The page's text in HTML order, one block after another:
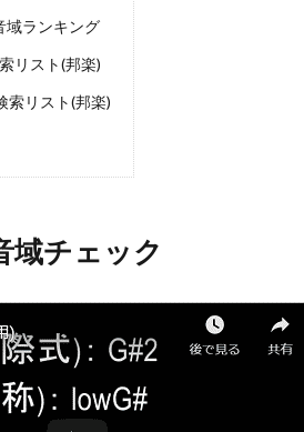
域ランキング
リスト(邦楽)
索リスト(邦楽)
域チェック